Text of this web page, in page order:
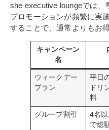
she executive loungeでは、
プロモーションが頻繁に実
することで、通常よりもお
キャンペーン
名
ウィークデー
プラン
平日
ドリ
料
グループ割引
4名
で総